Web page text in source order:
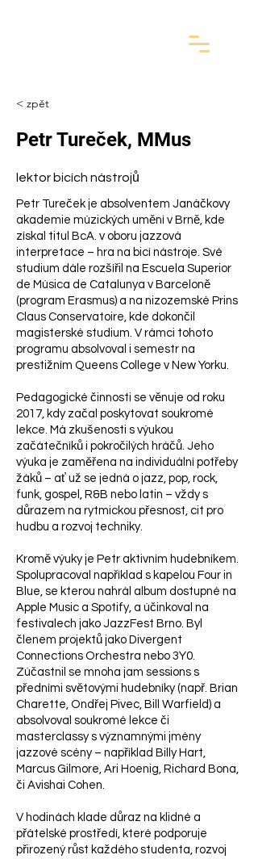
< zpět
Petr Tureček, MMus
lektor bicích nástrojů
Petr Tureček je absolventem Janáčkovy
akademie múzických umění v Brně, kde
získal titul BcA. v oboru jazzová
interpretace – hra na bicí nástroje. Své
studium dále rozšířil na Escuela Superior
de Música de Catalunya v Barceloně
(program Erasmus) a na nizozemské Prins
Claus Conservatoire, kde dokončil
magisterské studium. V rámci tohoto
programu absolvoval i semestr na
prestižním Queens College v New Yorku.
Pedagogické činnosti se věnuje od roku
2017, kdy začal poskytovat soukromé
lekce. Má zkušenosti s výukou
začátečníků i pokročilých hráčů. Jeho
výuka je zaměřena na individuální potřeby
žáků – ať už se jedná o jazz, pop, rock,
funk, gospel, R&B nebo latin – vždy s
důrazem na rytmickou přesnost, cit pro
hudbu a rozvoj techniky.
Kromě výuky je Petr aktivním hudebníkem.
Spolupracoval například s kapelou Four in
Blue, se kterou nahrál album dostupné na
Apple Music a Spotify, a účinkoval na
festivalech jako JazzFest Brno. Byl
členem projektů jako Divergent
Connections Orchestra nebo 3Y0.
Zúčastnil se mnoha jam sessions s
předními světovými hudebníky (např. Brian
Charette, Ondřej Pivec, Bill Warfield) a
absolvoval soukromé lekce či
masterclassy s významnými jmény
jazzové scény – například Billy Hart,
Marcus Gilmore, Ari Hoenig, Richard Bona,
či Avishai Cohen.
V hodinách klade důraz na klidné a
přátelské prostředí, které podporuje
přirozený růst každého studenta, rozvoj